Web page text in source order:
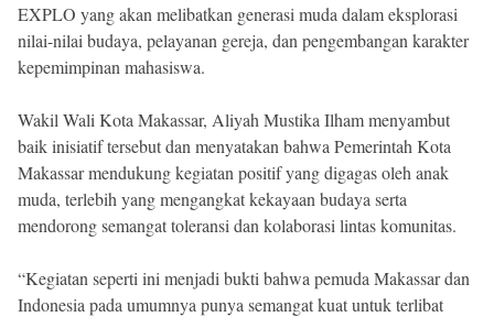
EXPLO yang akan melibatkan generasi muda dalam eksplorasi
nilai-nilai budaya, pelayanan gereja, dan pengembangan karakter
kepemimpinan mahasiswa.
Wakil Wali Kota Makassar, Aliyah Mustika Ilham menyambut
baik inisiatif tersebut dan menyatakan bahwa Pemerintah Kota
Makassar mendukung kegiatan positif yang digagas oleh anak
muda, terlebih yang mengangkat kekayaan budaya serta
mendorong semangat toleransi dan kolaborasi lintas komunitas.
“Kegiatan seperti ini menjadi bukti bahwa pemuda Makassar dan
Indonesia pada umumnya punya semangat kuat untuk terlibat